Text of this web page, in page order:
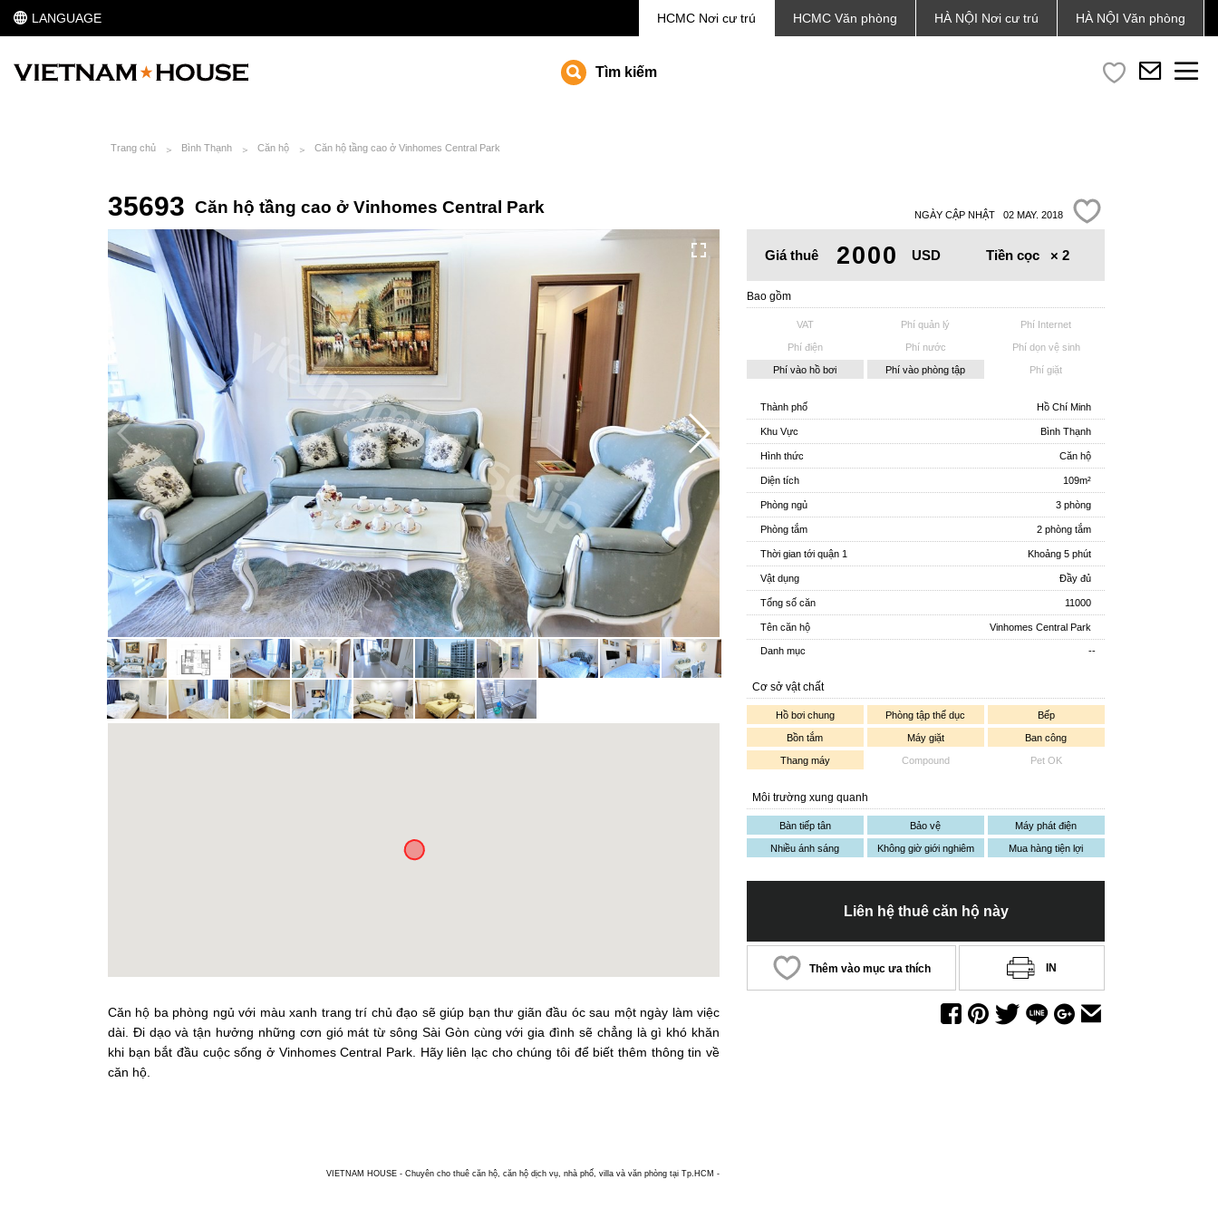
LANGUAGE HCMC Nơi cư trú HCMC Văn phòng HÀ NỘI Nơi cư trú HÀ NỘI Văn phòng
Tìm kiếm
Trang chủ Bình Thạnh Căn hộ Căn hộ tầng cao ở Vinhomes Central Park
35693 Căn hộ tầng cao ở Vinhomes Central Park
Căn hộ ba phòng ngủ với màu xanh trang trí chủ đạo sẽ giúp bạn thư giãn đầu óc sau một ngày làm việc
dài. Đi dạo và tận hưởng những cơn gió mát từ sông Sài Gòn cùng với gia đình sẽ chẳng là gì khó khăn
khi bạn bắt đầu cuộc sống ở Vinhomes Central Park. Hãy liên lạc cho chúng tôi để biết thêm thông tin về
căn hộ.
VIETNAM HOUSE - Chuyên cho thuê căn hộ, căn hộ dịch vụ, nhà phố, villa và văn phòng tại Tp.HCM -
NGÀY CẬP NHẬT 02 MAY. 2018
Giá thuê 2000 USD Tiền cọc × 2
Bao gồm
VAT Phí quản lý Phí Internet
Phí điện Phí nước Phí dọn vệ sinh
Phí vào hồ bơi Phí vào phòng tập Phí giặt
Thành phố Hồ Chí Minh
Khu Vực Bình Thạnh
Hình thức Căn hộ
Diện tích 109m²
Phòng ngủ 3 phòng
Phòng tắm 2 phòng tắm
Thời gian tới quận 1 Khoảng 5 phút
Vật dụng Đầy đủ
Tổng số căn 11000
Tên căn hộ Vinhomes Central Park
Danh mục --
Cơ sở vật chất
Hồ bơi chung Phòng tập thể dục Bếp
Bồn tắm Máy giặt Ban công
Thang máy Compound Pet OK
Môi trường xung quanh
Bàn tiếp tân Bảo vệ Máy phát điện
Nhiều ánh sáng Không giờ giới nghiêm Mua hàng tiện lợi
Liên hệ thuê căn hộ này
Thêm vào mục ưa thích IN